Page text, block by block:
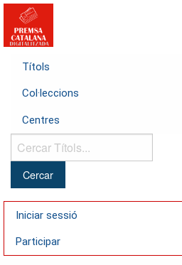
Títols
Col·leccions
Centres
Cercar
Títols...
Iniciar sessió
Participar